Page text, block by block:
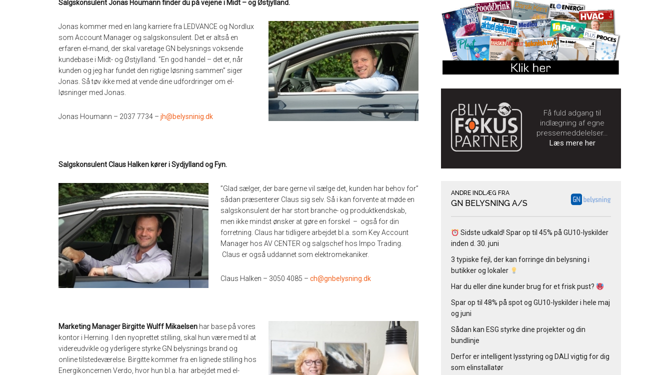
Salgskonsulent Jonas Houmann finder du på vejene i Midt – og Østjylland.
Jonas kommer med en lang karriere fra LEDVANCE og Nordlux
som Account Manager og salgskonsulent. Det er altså en
erfaren el-mand, der skal varetage GN belysnings voksende
kundebase i Midt- og Østjylland. ”En god handel – det er, når
kunden og jeg har fundet den rigtige løsning sammen” siger
Jonas. Så tøv ikke med at vende dine udfordringer om el-
løsninger med Jonas.
Jonas Houmann – 2037 7734 – jh@belysninig.dk
Salgskonsulent Claus Halken kører i Sydjylland og Fyn.
”Glad sælger, der bare gerne vil sælge det, kunden har behov for”
sådan præsenterer Claus sig selv. Så i kan forvente at møde en
salgskonsulent der har stort branche- og produktkendskab,
men ikke mindst ønsker at gøre en forskel – også for din
forretning. Claus har tidligere arbejdet bl.a. som Key Account
Manager hos AV CENTER og salgschef hos Impo Trading.
Claus er også uddannet som elektromekaniker.
Claus Halken – 3050 4085 – ch@gnbelysning.dk
Marketing Manager Birgitte Wulff Mikaelsen har base på vores
kontor i Herning. I den nyoprettet stilling, skal hun være med til at
videreudvikle og yderligere styrke GN belysnings brand og
online tilstedeværelse. Birgitte kommer fra en lignede stilling hos
Energikoncernen Verdo, hvor hun bl.a. har arbejdet med el-
Få fuld adgang til
indlægning af egne
pressemeddelelser…
Læs mere her
ANDRE INDLÆG FRA
GN BELYSNING A/S
Sidste udkald! Spar op til 45% på GU10-lyskilder
inden d. 30. juni
3 typiske fejl, der kan forringe din belysning i
butikker og lokaler
Har du eller dine kunder brug for et frisk pust?
Spar op til 48% på spot og GU10-lyskilder i hele maj
og juni
Sådan kan ESG styrke dine projekter og din
bundlinje
Derfor er intelligent lysstyring og DALI vigtig for dig
som elinstallatør